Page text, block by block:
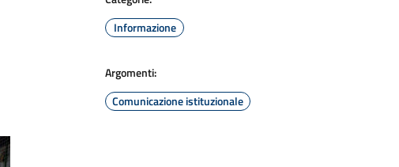
Informazione
Argomenti:
Comunicazione istituzionale